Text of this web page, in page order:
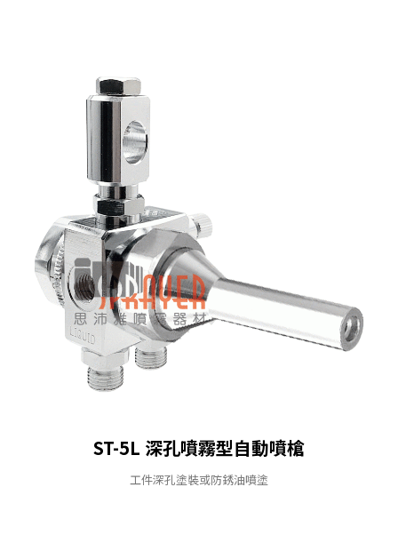
ST-5L 深孔噴霧型⾃動噴槍
⼯件深孔塗裝或防銹油噴塗